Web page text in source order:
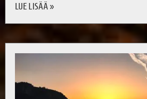
LUE LISÄÄ »